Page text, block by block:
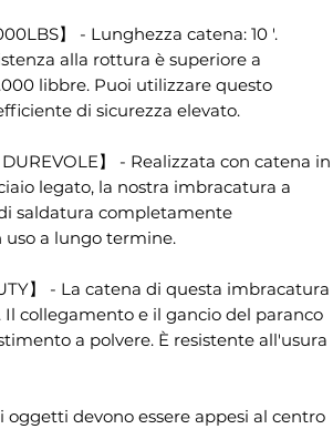
】 - Lunghezza catena: 10 '.
alla rottura è superiore a
libbre. Puoi utilizzare questo
di sicurezza elevato.
DUREVOLE】 - Realizzata con catena in
legato, la nostra imbracatura a
saldatura completamente
a lungo termine.
】 - La catena di questa imbracatura
collegamento e il gancio del paranco
a polvere. È resistente all'usura
oggetti devono essere appesi al centro